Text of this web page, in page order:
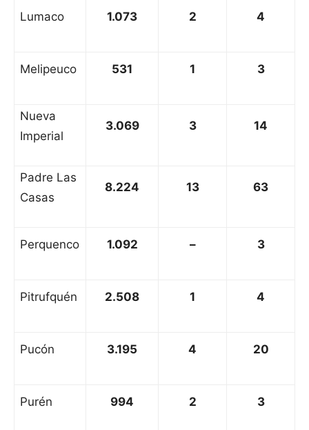
Lumaco 1.073 2 4
Melipeuco 531 1 3
Nueva
Imperial
3.069 3 14
Padre Las
Casas
8.224 13 63
Perquenco 1.092 – 3
Pitrufquén 2.508 1 4
Pucón 3.195 4 20
Purén 994 2 3